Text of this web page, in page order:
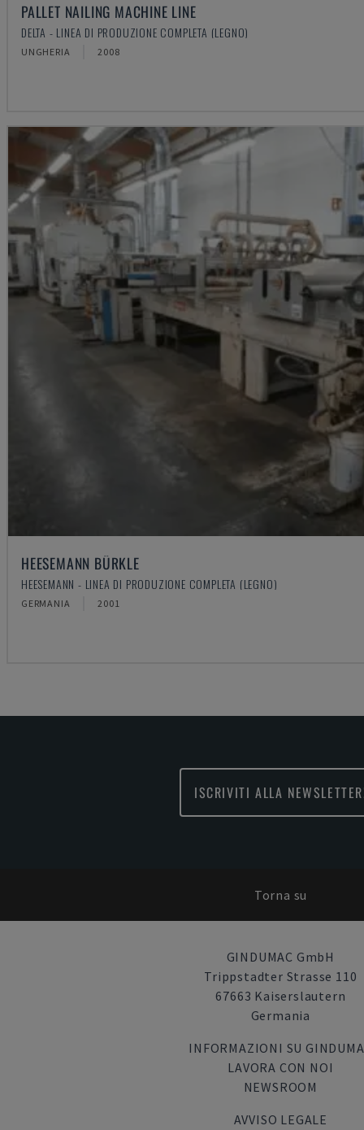
PALLET NAILING MACHINE LINE
DELTA - LINEA DI PRODUZIONE COMPLETA (LEGNO)
UNGHERIA 2008
HEESEMANN BÜRKLE
HEESEMANN - LINEA DI PRODUZIONE COMPLETA (LEGNO)
GERMANIA 2001
ISCRIVITI ALLA
Torna su
GINDUMAC GmbH
Trippstadter Strasse 110
67663 Kaiserslautern
Germania
INFORMAZIONI SU
LAVORA CON NOI
NEWSROOM
AVVISO LEGALE